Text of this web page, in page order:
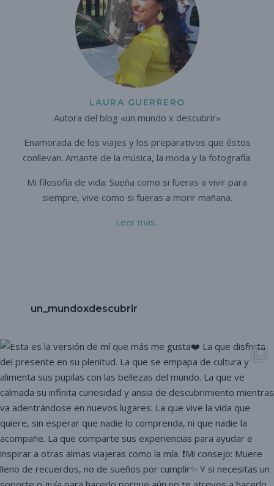
LAURA GUERRERO
Autora del blog «un mundo x descubrir»
Enamorada de los viajes y los preparativos que éstos
conllevan. Amante de la música, la moda y la fotografía.
Mi filosofía de vida: Sueña como si fueras a vivir para
siempre, vive como si fueras a morir mañana.
Leer más..
un_mundoxdescubrir